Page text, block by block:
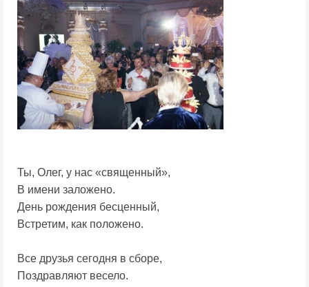
Ты, Олег, у нас «священный»,
В имени заложено.
День рождения бесценный,
Встретим, как положено.
Все друзья сегодня в сборе,
Поздравляют весело.